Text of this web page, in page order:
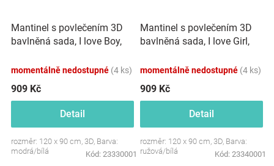
Mantinel s povlečením 3D
bavlněná sada, I love Boy,
modrý/bílý
momentálně nedostupné (4 ks)
909 Kč
Detail
rozměr: 120 x 90 cm, 3D, Barva:
modrá/bílá
Kód: 23330001
Mantinel s povlečením 3D
bavlněná sada, I love Girl,
růžový/bílý
momentálně nedostupné (4 ks)
909 Kč
Detail
rozměr: 120 x 90 cm, 3D, Barva:
ružová/bílá
Kód: 23340001